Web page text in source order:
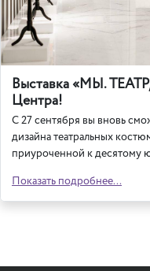
Выставка «МЫ.
Центра!
С 27 сентября вы вновь
дизайна театральных
приуроченной к десятому
Показать подробнее...